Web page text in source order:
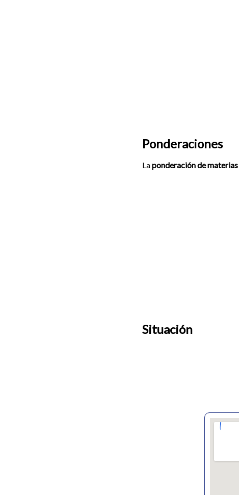
Ponderaciones
Laponderación de materias
Situación